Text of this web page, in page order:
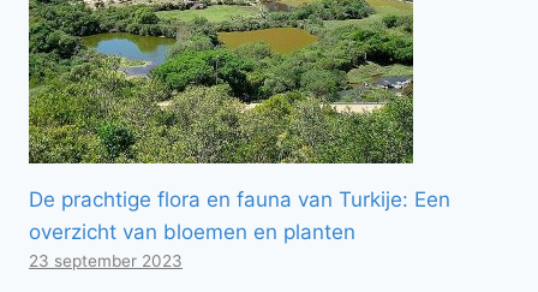
De prachtige flora en fauna van Turkije: Een
overzicht van bloemen en planten
23 september 2023